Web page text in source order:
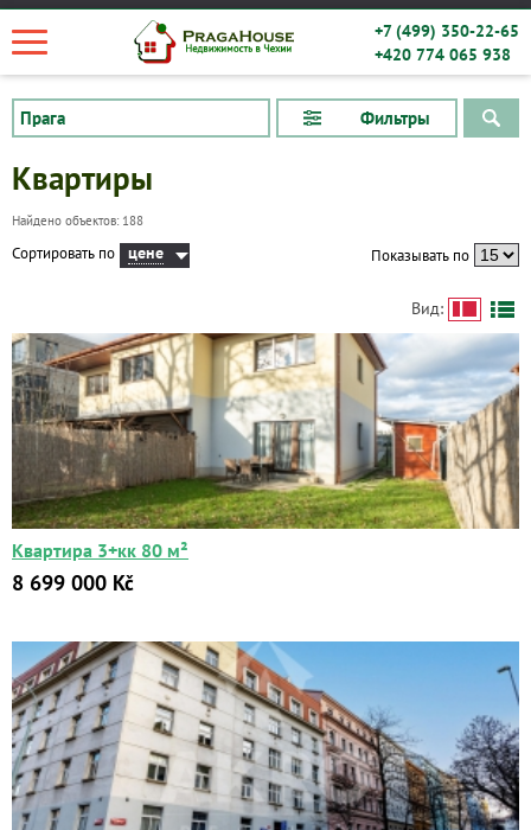
+7 (499) 350-22-65
+420 774 065 938
Фильтры
Квартиры
Дома
Новостройки
Квартиры
Найдено объектов: 188
Сортировать по цене Показывать по
Вид:
Квартира 3+кк 80 м²
8 699 000 Kč